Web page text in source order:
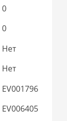
0
0
Нет
Нет
EV001796
EV006405